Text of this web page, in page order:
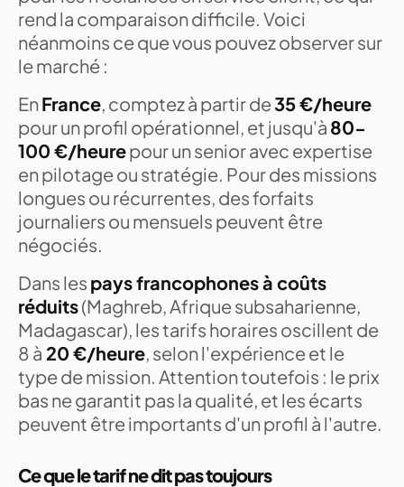
rend la comparaison difficile. Voici
néanmoins ce que vous pouvez observer sur
le marché :
EnFrance, comptez à partir de35 €/heure
pour un profil opérationnel, et jusqu'à 80-
100 €/heurepour un senior avec expertise
en pilotage ou stratégie. Pour des missions
longues ou récurrentes, des forfaits
journaliers ou mensuels peuvent être
négociés.
Dans les pays francophones à coûts
réduits(Maghreb, Afrique subsaharienne,
Madagascar), les tarifs horaires oscillent de
8 à 20 €/heure, selon l'expérience et le
type de mission. Attention toutefois : le prix
bas ne garantit pas la qualité, et les écarts
peuvent être importants d'un profil à l'autre.
Ce que le tarif ne dit pas toujours